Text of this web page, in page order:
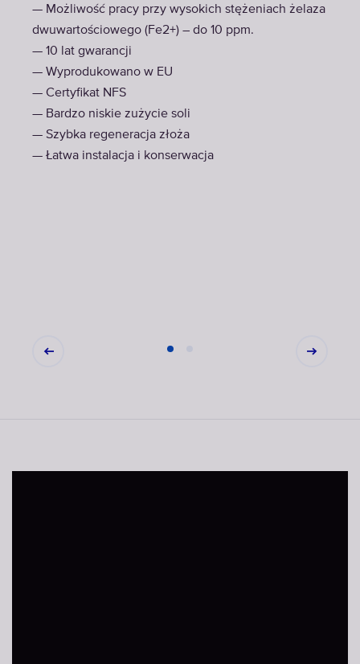
— Możliwość pracy przy wysokich stężeniach żelaza
dwuwartościowego (Fe2+) – do 10 ppm.
— 10 lat gwarancji
— Wyprodukowano w EU
— Certyfikat NFS
— Bardzo niskie zużycie soli
— Szybka regeneracja złoża
— Łatwa instalacja i konserwacja